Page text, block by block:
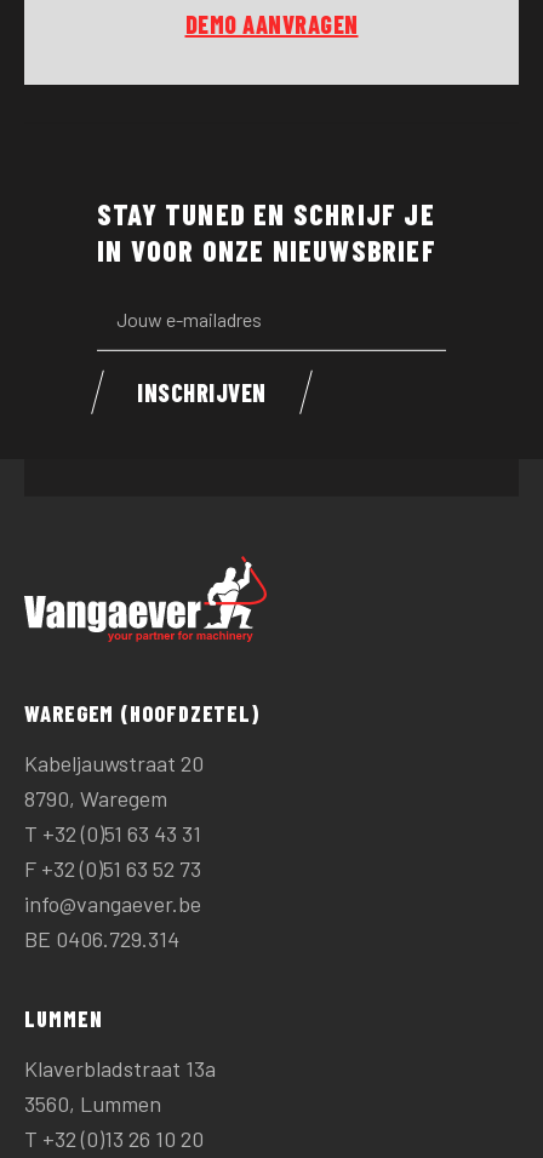
DEMO AANVRAGEN
STAY TUNED EN SCHRIJF JE
IN VOOR ONZE NIEUWSBRIEF
this
blankINSCHRIJVEN
WAREGEM (HOOFDZETEL)
Kabeljauwstraat 20
8790, Waregem
T +32 (0)51 63 43 31
F +32 (0)51 63 52 73
info@vangaever.be
BE 0406.729.314
LUMMEN
Klaverbladstraat 13a
3560, Lummen
T +32 (0)13 26 10 20